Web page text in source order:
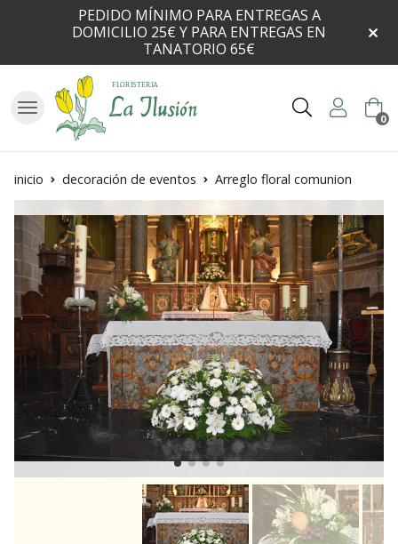
PEDIDO MÍNIMO PARA ENTREGAS A
DOMICILIO 25€ Y PARA ENTREGAS EN
TANATORIO 65€
Buscar 0
inicio decoración de eventos Arreglo floral comunion